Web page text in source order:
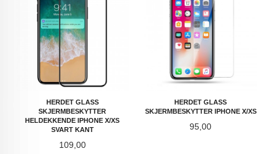
HERDET GLASS
SKJERMBESKYTTER
HELDEKKENDE IPHONE X/XS
SVART KANT
Pris
109,00
HERDET GLASS
SKJERMBESKYTTER IPHONE X/XS
Pris
95,00